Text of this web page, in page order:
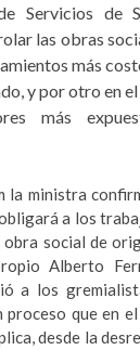
Servicios de
las obras
más
y por otro en
más
la ministra
a los
obra social de
Alberto
a los
que en
desde la